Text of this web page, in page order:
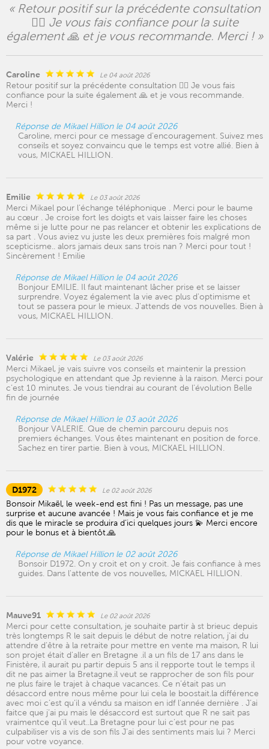
« Retour positif sur la précédente consultation
👍🏻 Je vous fais confiance pour la suite
également 🙏 et je vous recommande. Merci ! »
Caroline Le 04 août 2026
Retour positif sur la précédente consultation 👍🏻 Je vous fais
confiance pour la suite également 🙏 et je vous recommande.
Merci !
Réponse de Mikael Hillion le 04 août 2026
Caroline, merci pour ce message d'encouragement. Suivez mes
conseils et soyez convaincu que le temps est votre allié. Bien à
vous, MICKAEL HILLION.
Emilie Le 03 août 2026
Merci Mikael pour l’échange téléphonique . Merci pour le baume
au cœur . Je croise fort les doigts et vais laisser faire les choses
même si je lutte pour ne pas relancer et obtenir les explications de
sa part . Vous aviez vu juste les deux premières fois malgré mon
scepticisme.. alors jamais deux sans trois nan ? Merci pour tout !
Sincèrement ! Emilie
Réponse de Mikael Hillion le 04 août 2026
Bonjour EMILIE. Il faut maintenant lâcher prise et se laisser
surprendre. Voyez également la vie avec plus d'optimisme et
tout se passera pour le mieux. J'attends de vos nouvelles. Bien à
vous, MICKAEL HILLION.
Valérie Le 03 août 2026
Merci Mikael, je vais suivre vos conseils et maintenir la pression
psychologique en attendant que Jp revienne à la raison. Merci pour
c’est 10 minutes. Je vous tiendrai au courant de l’évolution Belle
fin de journée
Réponse de Mikael Hillion le 03 août 2026
Bonjour VALERIE. Que de chemin parcouru depuis nos
premiers échanges. Vous êtes maintenant en position de force.
Sachez en tirer partie. Bien à vous, MICKAEL HILLION.
D1972 Le 02 août 2026
Bonsoir Mikaël, le week-end est fini ! Pas un message, pas une
surprise et aucune avancée ! Mais je vous fais confiance et je me
dis que le miracle se produira d’ici quelques jours 💫 Merci encore
pour le bonus et à bientôt.🙏
Réponse de Mikael Hillion le 02 août 2026
Bonsoir D1972. On y croit et on y croit. Je fais confiance à mes
guides. Dans l'attente de vos nouvelles, MICKAEL HILLION.
Mauve91 Le 02 août 2026
Merci pour cette consultation, je souhaite partir à st brieuc depuis
très longtemps R le sait depuis le début de notre relation, j’ai du
attendre d’être à la retraite pour mettre en vente ma maison, R lui
son projet était d'aller en Bretagne .il a un fils de 17 ans dans le
Finistère, il aurait pu partir depuis 5 ans il repporte tout le temps il
dit ne pas aimer la Bretagne.il veut se rapprocher de son fils pour
ne plus faire le trajet à chaque vacances. Ce n’était pas un
désaccord entre nous même pour lui cela le boostait.la différence
avec moi c’est qu’il a véndu sa maison en idf l'année dernière . J’ai
faitce que j’ai pu mais le désaccord est surtout que R ne sait pas
vraimentce qu’il veut..La Bretagne pour lui c’est pour ne pas
culpabiliser vis a vis de son fils J’ai des sentiments mais lui ? Merci
pour votre voyance.